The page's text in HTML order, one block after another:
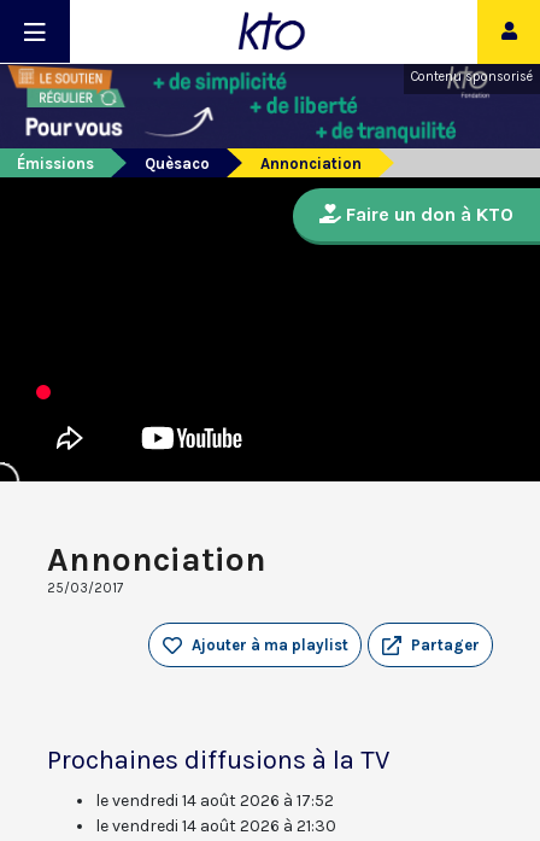
Contenu sponsorisé
Émissions Quèsaco Annonciation
Annonciation
25/03/2017
Partager
Ajouter à ma playlist
Prochaines diffusions à la TV
le vendredi 14 août 2026 à 17:52
le vendredi 14 août 2026 à 21:30
Faire un don à KTO